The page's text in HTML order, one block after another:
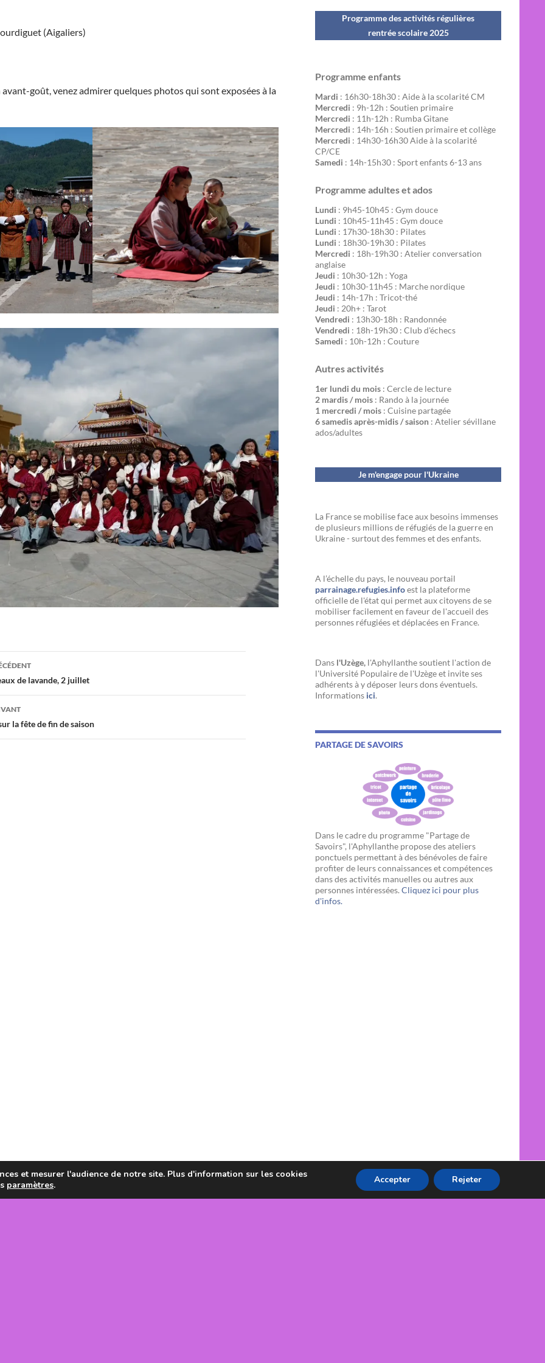
(Aigaliers)
goût, venez admirer quelques photos qui sont exposées à la
de lavande, 2 juillet
la fête de fin de saison
Programme des activités régulières
rentrée scolaire 2025
Programme enfants
Mardi : 16h30-18h30 : Aide à la scolarité CM
Mercredi : 9h-12h : Soutien primaire
Mercredi : 11h-12h : Rumba Gitane
Mercredi : 14h-16h : Soutien primaire et collège
Mercredi : 14h30-16h30 Aide à la scolarité
CP/CE
Samedi : 14h-15h30 : Sport enfants 6-13 ans
Programme adultes et ados
Lundi : 9h45-10h45 : Gym douce
Lundi : 10h45-11h45 : Gym douce
Lundi : 17h30-18h30 : Pilates
Lundi : 18h30-19h30 : Pilates
Mercredi : 18h-19h30 : Atelier conversation
anglaise
Jeudi : 10h30-12h : Yoga
Jeudi : 10h30-11h45 : Marche nordique
Jeudi : 14h-17h : Tricot-thé
Jeudi : 20h+ : Tarot
Vendredi : 13h30-18h : Randonnée
Vendredi : 18h-19h30 : Club d'échecs
Samedi : 10h-12h : Couture
Autres activités
1er lundi du mois : Cercle de lecture
2 mardis / mois : Rando à la journée
1 mercredi / mois : Cuisine partagée
6 samedis après-midis / saison : Atelier sévillane
ados/adultes
Je m'engage pour l'Ukraine
La France se mobilise face aux besoins immenses
de plusieurs millions de réfugiés de la guerre en
Ukraine - surtout des femmes et des enfants.
A l’échelle du pays, le nouveau portail
parrainage.refugies.infoest la plateforme
officielle de l'état qui permet aux citoyens de se
mobiliser facilement en faveur de l'accueil des
personnes réfugiées et déplacées en France.
Dans l'Uzège, l'Aphyllanthe soutient l'action de
l'Université Populaire de l'Uzège et invite ses
adhérents à y déposer leurs dons éventuels.
Informations ici.
PARTAGE DE SAVOIRS
Dans le cadre du programme "Partage de
Savoirs", l'Aphyllanthe propose des ateliers
ponctuels permettant à des bénévoles de faire
profiter de leurs connaissances et compétences
dans des activités manuelles ou autres aux
personnes intéressées. Cliquez ici pour plus
d'infos.
et mesurer l'audience de notre site. Plus d'information sur les cookies
paramètres. Accepter Rejeter